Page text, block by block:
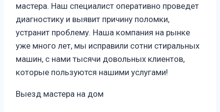
мастера. Наш специалист оперативно проведет
диагностику и выявит причину поломки,
устранит проблему. Наша компания на рынке
уже много лет, мы исправили сотни стиральных
машин, с нами тысячи довольных клиентов,
которые пользуются нашими услугами!
Выезд мастера на дом